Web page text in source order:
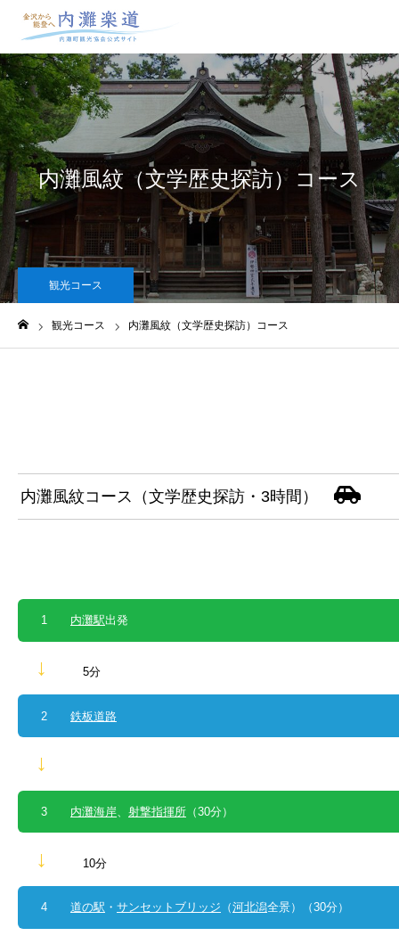
内灘風紋（文学歴史探訪）コース
観光コース
観光コース 内灘風紋（文学歴史探訪）コース
内灘風紋コース（文学歴史探訪・3時間）
1 内灘駅出発
↓ 5分
2 鉄板道路
↓
3 内灘海岸、 射撃指揮所 （30分）
↓ 10分
4 道の駅 ・ サンセットブリッジ （河北潟全景）（30分）